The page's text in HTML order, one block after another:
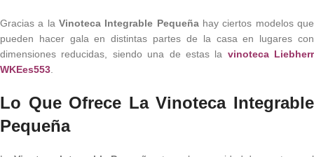
Gracias a la Vinoteca Integrable Pequeñahay ciertos modelos que
pueden hacer gala en distintas partes de la casa en lugares con
dimensiones reducidas, siendo una de estas la vinoteca Liebherr
WKEes553
Lo Que Ofrece La Vinoteca Integrable
Pequeña